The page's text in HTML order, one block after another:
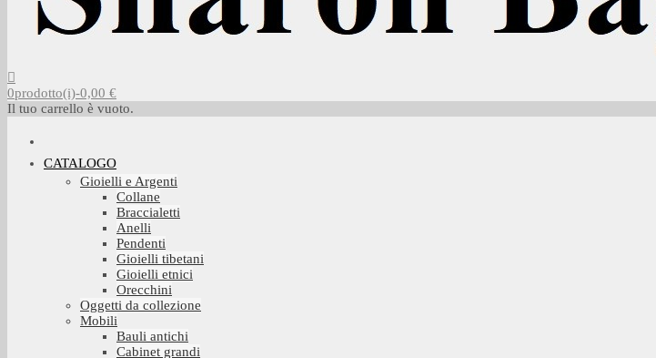
0prodotto(i)-0,00 €
Il tuo carrello è vuoto.
CATALOGO
Gioielli e Argenti
Collane
Braccialetti
Anelli
Pendenti
Gioielli tibetani
Gioielli etnici
Orecchini
Oggetti da collezione
Mobili
Bauli antichi
Cabinet grandi